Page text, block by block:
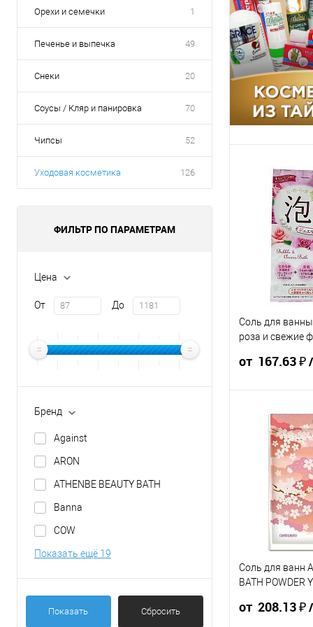
Орехи и семечки 1
Печенье и выпечка 49
Снеки 20
Соусы / Кляр и панировка 70
Чипсы 52
Уходовая косметика 126
ФИЛЬТР ПО ПАРАМЕТРАМ
Цена
От До
Бренд
Against
ARОN
ATHENBE BEAUTY BATH
Banna
COW
Показать ещё 19
Показать Сбросить
указана в корзине
Для получения
общая сумма
В корзину
Упаковка 24 шт
Ящик 24 шт
Соль для ванны
роза и свежие
от 167.63 ₽
186.25 ₽ /
от 10 000 ₽
шт
от
Конечная
указана в корзине
Для получения
общая сумма
В корзину
Упаковка 120
Соль для ванн
BATH POWDER
от 208.13 ₽